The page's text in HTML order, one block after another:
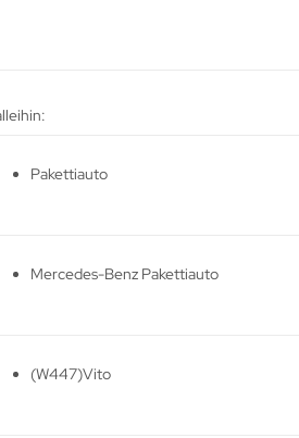
Pakettiauto
Mercedes-Benz Pakettiauto
(W447)Vito